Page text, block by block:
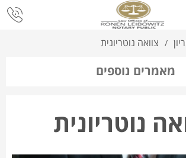
/ צוואה נוטריונית
מאמרים נוספים
נוטריונית